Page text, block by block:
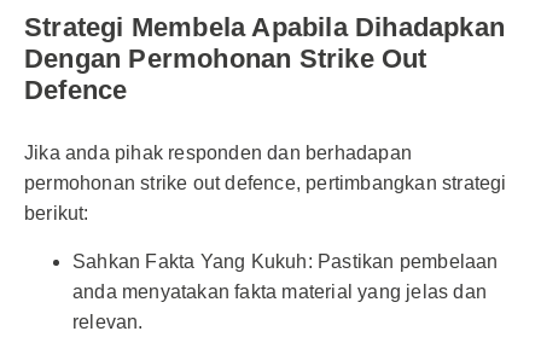
Strategi Membela Apabila Dihadapkan
Dengan Permohonan Strike Out
Defence
Jika anda pihak responden dan berhadapan
permohonan strike out defence, pertimbangkan strategi
berikut:
Sahkan Fakta Yang Kukuh: Pastikan pembelaan
anda menyatakan fakta material yang jelas dan
relevan.